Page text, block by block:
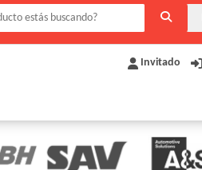
Invitado